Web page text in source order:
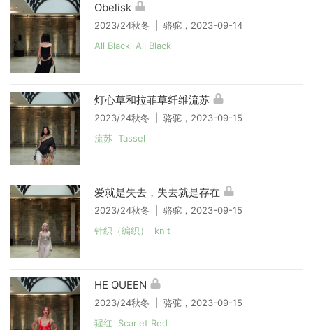
Obelisk
2023/24秋冬 | 骆驼，2023-09-14
All Black All Black
灯心草和拉菲草纤维流苏
2023/24秋冬 | 骆驼，2023-09-15
流苏 Tassel
爱就是失去，失去就是存在
2023/24秋冬 | 骆驼，2023-09-15
针织（编织） knit
HE QUEEN
2023/24秋冬 | 骆驼，2023-09-15
猩红 Scarlet Red